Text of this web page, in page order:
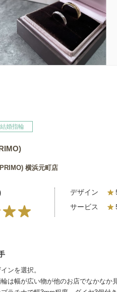
結婚指輪
横浜元町店
デザイン
サービス
ンを選択。
は幅が広い物が他のお店でなかなか